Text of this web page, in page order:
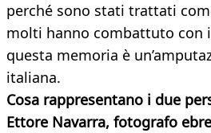
perché sono stati trattati
molti hanno combattuto con
questa memoria è
italiana.
Cosa rappresentano i due
Ettore Navarra, fotografo